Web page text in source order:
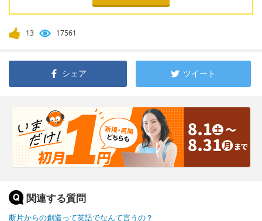
13 17561
シェア ツイート
関連する質問
断片からの創造って英語でなんて言うの？